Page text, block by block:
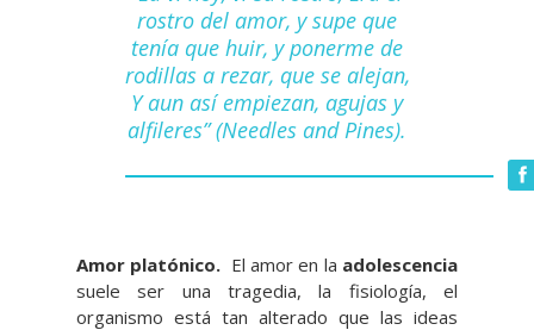
rostro del amor, y supe que
tenía que huir, y ponerme de
rodillas a rezar, que se alejan,
Y aun así empiezan, agujas y
alfileres” (Needles and Pines).
Amor platónico. El amor en la adolescencia
suele ser una tragedia, la fisiología, el
organismo está tan alterado que las ideas